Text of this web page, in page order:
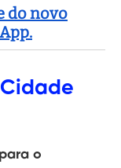
do novo
Cidade
o